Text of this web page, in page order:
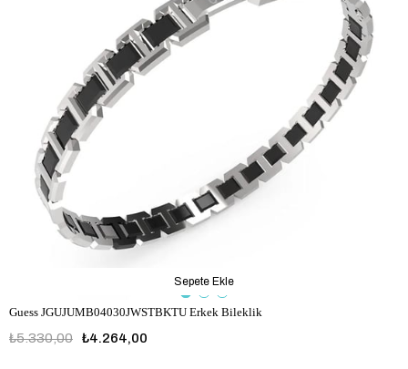
Guess JGUJUMB04030JWSTBKTU Erkek Bileklik
₺4.264,00
₺5.330,00
Sepete Ekle